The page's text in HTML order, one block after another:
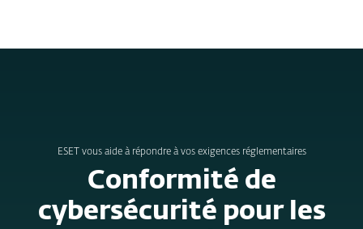
ESET vous aide à répondre à vos exigences réglementaires
Conformité de
cybersécurité pour les